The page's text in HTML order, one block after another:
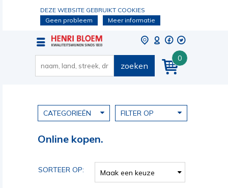
DEZE WEBSITE GEBRUIKT COOKIES
Geen probleem
Meer informatie
0
zoeken
CATEGORIEËN FILTER OP
Online kopen.
SORTEER OP: Maak een keuze